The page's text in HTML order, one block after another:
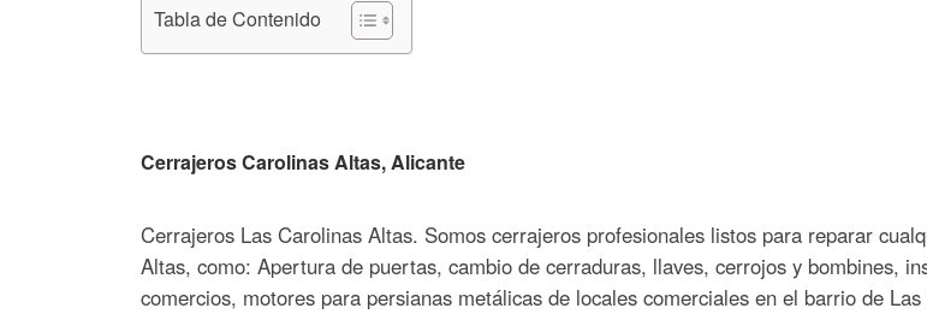
Tabla de Contenido
Cerrajeros Carolinas Altas, Alicante
Cerrajeros Las Carolinas Altas. Somos cerrajeros profesionales listos para reparar
Altas, como: Apertura de puertas, cambio de cerraduras, llaves, cerrojos y bombines,
comercios, motores para persianas metálicas de locales comerciales en el barrio de